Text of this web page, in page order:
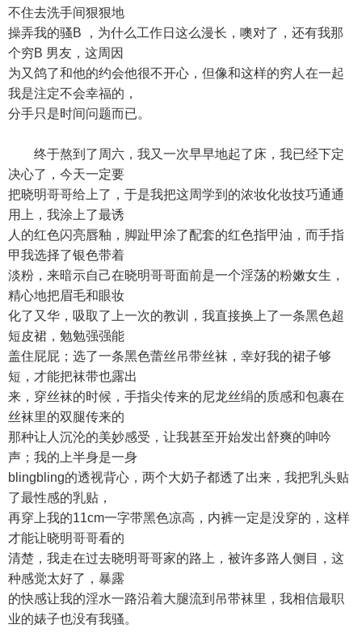
不住去洗手间狠狠地
操弄我的骚B ，为什么工作日这么漫长，噢对了，还有我那
个穷B 男友，这周因
为又鸽了和他的约会他很不开心，但像和这样的穷人在一起
我是注定不会幸福的，
分手只是时间问题而已。
终于熬到了周六，我又一次早早地起了床，我已经下定
决心了，今天一定要
把晓明哥哥给上了，于是我把这周学到的浓妆化妆技巧通通
用上，我涂上了最诱
人的红色闪亮唇釉，脚趾甲涂了配套的红色指甲油，而手指
甲我选择了银色带着
淡粉，来暗示自己在晓明哥哥面前是一个淫荡的粉嫩女生，
精心地把眉毛和眼妆
化了又华，吸取了上一次的教训，我直接换上了一条黑色超
短皮裙，勉勉强强能
盖住屁屁；选了一条黑色蕾丝吊带丝袜，幸好我的裙子够
短，才能把袜带也露出
来，穿丝袜的时候，手指尖传来的尼龙丝绢的质感和包裹在
丝袜里的双腿传来的
那种让人沉沦的美妙感受，让我甚至开始发出舒爽的呻吟
声；我的上半身是一身
blingbling的透视背心，两个大奶子都透了出来，我把乳头贴
了最性感的乳贴，
再穿上我的11cm一字带黑色凉高，内裤一定是没穿的，这样
才能让晓明哥哥看的
清楚，我走在过去晓明哥哥家的路上，被许多路人侧目，这
种感觉太好了，暴露
的快感让我的淫水一路沿着大腿流到吊带袜里，我相信最职
业的婊子也没有我骚。